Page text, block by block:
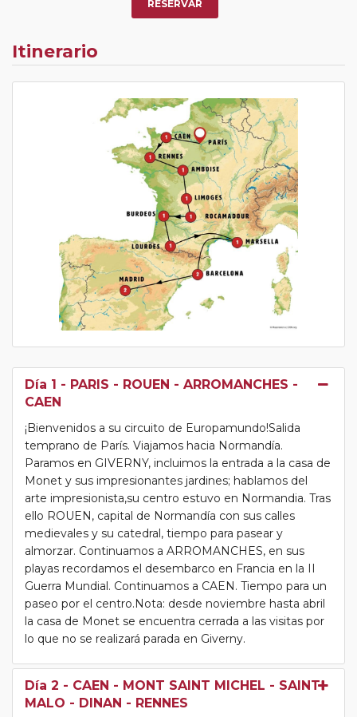
RESERVAR
Itinerario
Día 1 - PARIS - ROUEN - ARROMANCHES -
CAEN
¡Bienvenidos a su circuito de Europamundo!Salida
temprano de París. Viajamos hacia Normandía.
Paramos en GIVERNY, incluimos la entrada a la casa de
Monet y sus impresionantes jardines; hablamos del
arte impresionista,su centro estuvo en Normandia. Tras
ello ROUEN, capital de Normandía con sus calles
medievales y su catedral, tiempo para pasear y
almorzar. Continuamos a ARROMANCHES, en sus
playas recordamos el desembarco en Francia en la II
Guerra Mundial. Continuamos a CAEN. Tiempo para un
paseo por el centro.Nota: desde noviembre hasta abril
la casa de Monet se encuentra cerrada a las visitas por
lo que no se realizará parada en Giverny.
Día 2 - CAEN - MONT SAINT MICHEL - SAINT
MALO - DINAN - RENNES